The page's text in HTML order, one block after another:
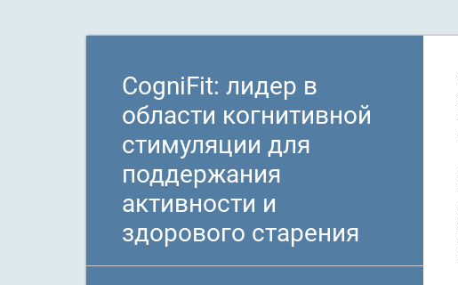
CogniFit: лидер в
области когнитивной
стимуляции для
поддержания
активности и
здорового старения